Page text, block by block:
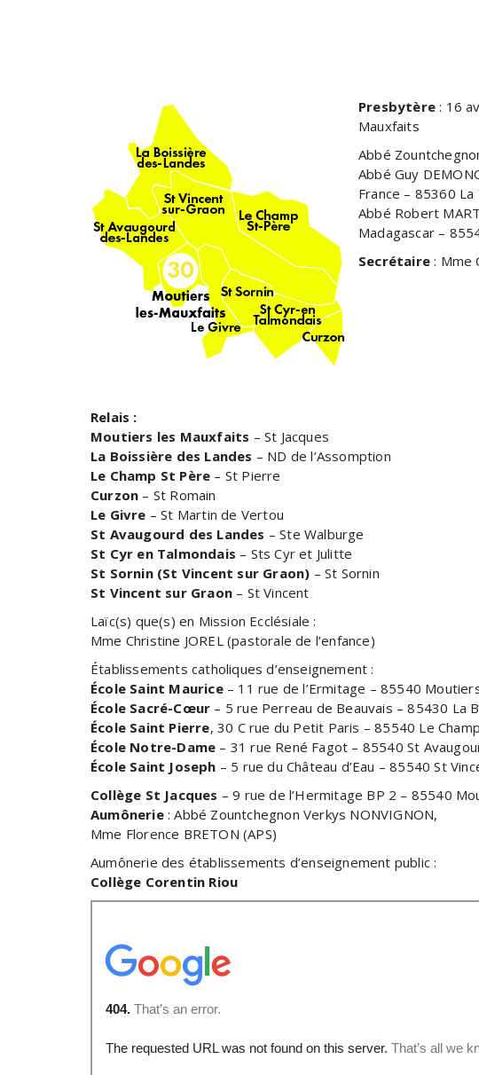
Presbytère : 16
Mauxfaits
Abbé
Abbé Guy
France – 85360
Abbé Robert
Madagascar –
Secrétaire : Mme
Relais :
Moutiers les Mauxfaits – St Jacques
La Boissière des Landes – ND de l’Assomption
Le Champ St Père – St Pierre
Curzon – St Romain
Le Givre – St Martin de Vertou
St Avaugourd des Landes – Ste Walburge
St Cyr en Talmondais – Sts Cyr et Julitte
St Sornin (St Vincent sur Graon) – St Sornin
St Vincent sur Graon – St Vincent
Laïc(s) que(s) en Mission Ecclésiale :
Mme Christine JOREL (pastorale de l’enfance)
Établissements catholiques d’enseignement :
École Saint Maurice– 11 rue de l’Ermitage – 85540
École Sacré-Cœur – 5 rue Perreau de Beauvais – 85430 La
École Saint Pierre, 30 C rue du Petit Paris – 85540 Le
École Notre-Dame – 31 rue René Fagot – 85540 St
École Saint Joseph – 5 rue du Château d’Eau – 85540 St
Collège St Jacques – 9 rue de l’Hermitage BP 2 – 85540
Aumônerie: Abbé Zountchegnon Verkys NONVIGNON,
Mme Florence BRETON (APS)
Aumônerie des établissements d’enseignement public :
Collège Corentin Riou